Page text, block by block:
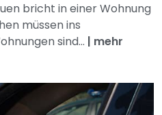
bricht in einer Wohnung
müssen ins
sind... | mehr